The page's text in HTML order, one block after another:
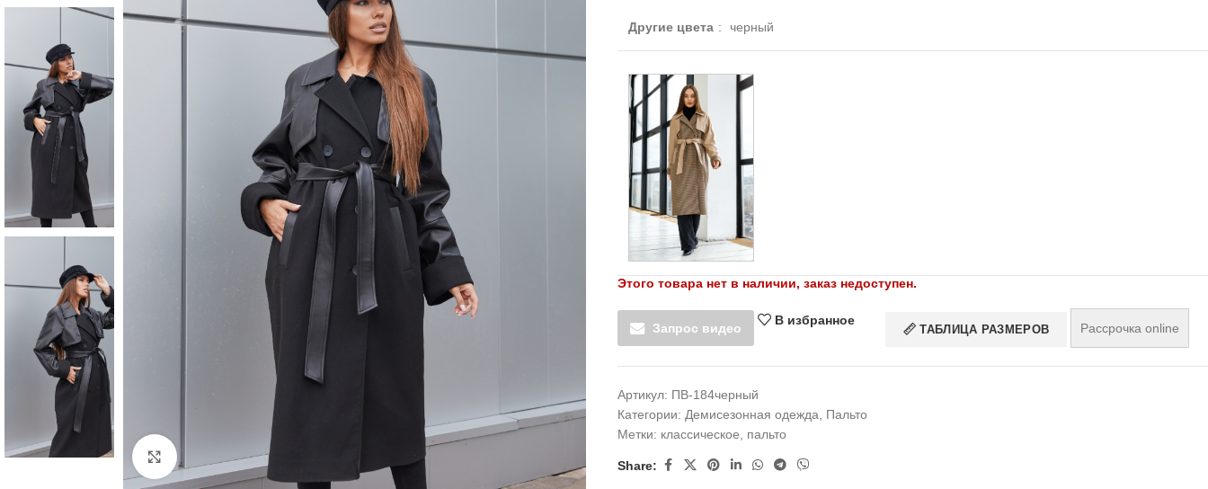
Click to enlarge
Другие цвета : черный
Этого товара нет в наличии, заказ недоступен.
Запрос видео
В избранное
ТАБЛИЦА РАЗМЕРОВ Рассрочка online
Артикул: ПВ-184черный
Категории: Демисезонная одежда
Пальто
Метки: классическое пальто
Share: